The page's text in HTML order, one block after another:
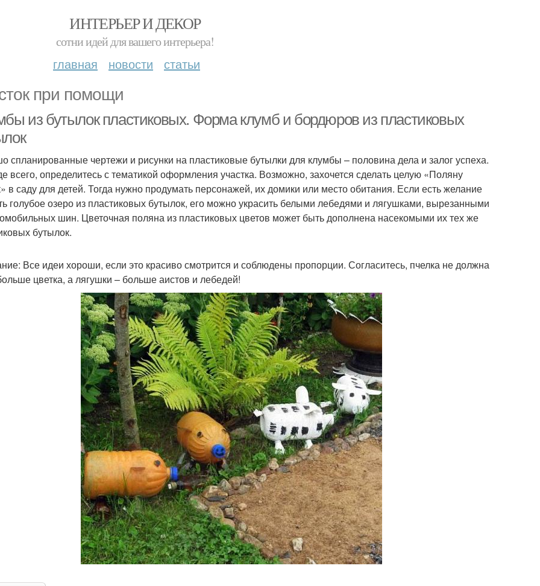
ИНТЕРЬЕР И ДЕКОР
сотни идей для вашего интерьера!
главная новости статьи
при помощи
из бутылок пластиковых. Форма клумб и бордюров из пластиковых
спланированные чертежи и рисунки на пластиковые бутылки для клумбы – половина дела и залог успеха.
всего, определитесь с тематикой оформления участка. Возможно, захочется сделать целую «Поляну
в саду для детей. Тогда нужно продумать персонажей, их домики или место обитания. Если есть желание
голубое озеро из пластиковых бутылок, его можно украсить белыми лебедями и лягушками, вырезанными
шин. Цветочная поляна из пластиковых цветов может быть дополнена насекомыми их тех же
бутылок.
Все идеи хороши, если это красиво смотрится и соблюдены пропорции. Согласитесь, пчелка не должна
цветка, а лягушки – больше аистов и лебедей!